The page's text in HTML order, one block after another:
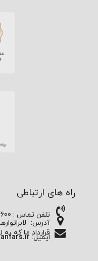
راه های ارتباطی
تلفن تماس : 09177014600
آدرس:
قرارداد ما که
ایمیل: